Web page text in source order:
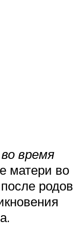
время
матери во
родов